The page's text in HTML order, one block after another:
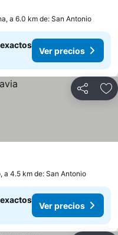
a 6.0 km de: San Antonio
Ver precios
Compartir
a 4.5 km de: San Antonio
Ver precios